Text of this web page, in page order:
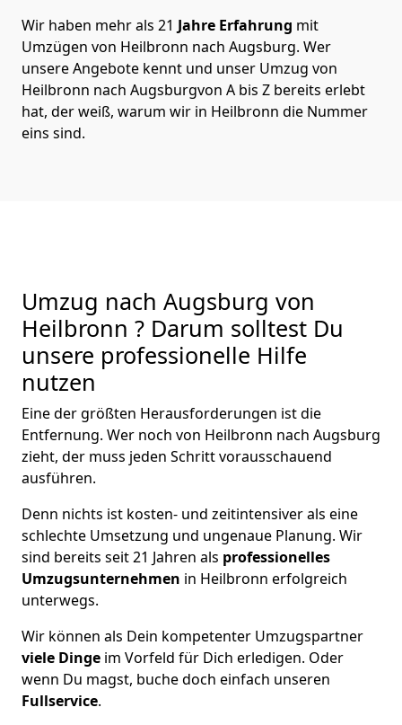
Wir haben mehr als 21 Jahre Erfahrung mit
Umzügen von Heilbronn nach Augsburg. Wer
unsere Angebote kennt und unser Umzug von
Heilbronn nach Augsburgvon A bis Z bereits erlebt
hat, der weiß, warum wir in Heilbronn die Nummer
eins sind.
Umzug nach Augsburg von
Heilbronn ? Darum solltest Du
unsere professionelle Hilfe
nutzen
Eine der größten Herausforderungen ist die
Entfernung. Wer noch von Heilbronn nach Augsburg
zieht, der muss jeden Schritt vorausschauend
ausführen.
Denn nichts ist kosten- und zeitintensiver als eine
schlechte Umsetzung und ungenaue Planung. Wir
sind bereits seit 21 Jahren als professionelles
Umzugsunternehmen in Heilbronn erfolgreich
unterwegs.
Wir können als Dein kompetenter Umzugspartner
viele Dinge im Vorfeld für Dich erledigen. Oder
wenn Du magst, buche doch einfach unseren
Fullservice.